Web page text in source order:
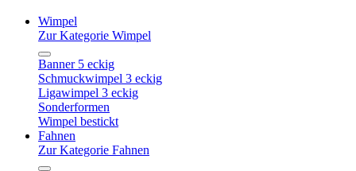
Wimpel
Zur Kategorie Wimpel
Banner 5 eckig
Schmuckwimpel 3 eckig
Ligawimpel 3 eckig
Sonderformen
Wimpel bestickt
Fahnen
Zur Kategorie Fahnen